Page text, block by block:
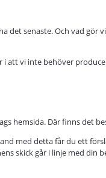
senaste. Och vad gör
vi inte behöver
hemsida. Där finns det
med detta får du ett
skick går i linje med din